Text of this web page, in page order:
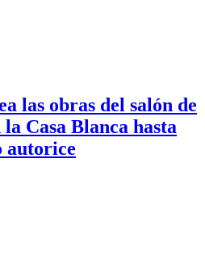
las obras del salón de
Casa Blanca hasta
autorice